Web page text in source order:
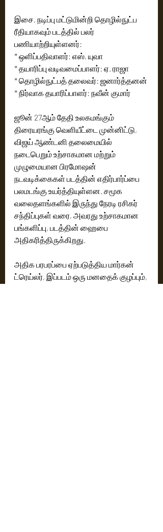
இசை, நடிப்பு மட்டுமின்றி தொழில்நுட்ப
ரீதியாகவும் படத்தில் பலர்
பணியாற்றியுள்ளனர்:
* ஒளிப்பதிவாளர்: எஸ். யுவா
* தயாரிப்பு வடிவமைப்பாளர்: ஏ. ராஜா
* தொழில்நுட்பத் தலைவர்: ஜனார்த்தனன்
* நிர்வாக தயாரிப்பாளர்: நவீன் குமார்
ஜூன் 27ஆம் தேதி உலகமங்கும்
திரையரங்கு வெளியீட்டை முன்னிட்டு,
விஜய் ஆண்டனி தலைமையில்
நடைபெறும் உற்சாகமான மற்றும்
முழுமையான பிரமோஷன்
நடவடிக்கைகள் படத்தின் எதிர்பார்ப்பை
பலமடங்கு உயர்த்தியுள்ளன. சமூக
வலைதளங்களில் இருந்து நேரடி ரசிகர்
சந்திப்புகள் வரை, அவரது உற்சாகமான
பங்களிப்பு, படத்தின் ஹைபை
அதிகரித்திருக்கிறது.
அதிக பரபரப்பை ஏற்படுத்திய மார்கன்
ட்ரெய்லர், இப்படம் ஒரு மனதைக் குழப்பும்,